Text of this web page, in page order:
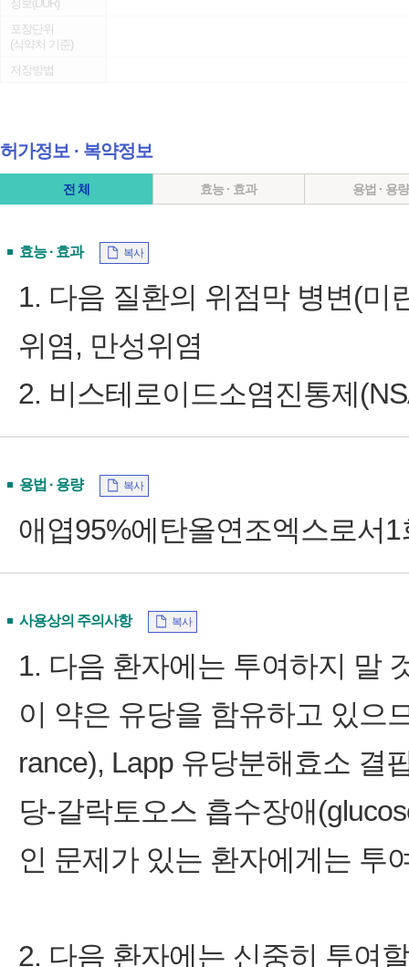
정보(DUR)
포장단위
(식약처 기준)
저장방법
허가정보 ∙ 복약정보
전 체 효능 · 효과 용법 · 용량
효능 · 효과 복사
1. 다음 질환의 위점막 병변(미
위염, 만성위염
2. 비스테로이드소염진통제
용법 · 용량 복사
애엽95%에탄올연조엑스로서
사용상의 주의사항 복사
1. 다음 환자에는 투여하지 말
이 약은 유당을 함유하고 있으
rance), Lapp 유당분해효소 결
당‑갈락토오스 흡수장애
인 문제가 있는 환자에게는 투
2. 다음 환자에는 신중히 투여